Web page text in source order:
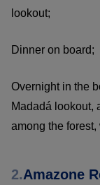
lookout;
Dinner on board;
Overnight in the
Madadá lookout,
among the
2.Amazone